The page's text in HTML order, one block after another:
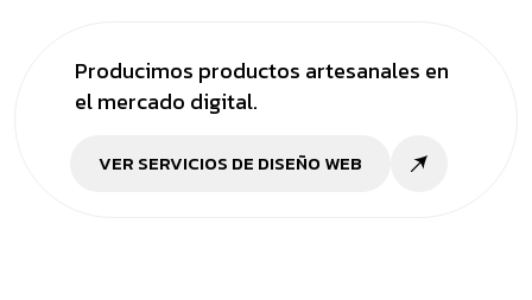
Producimos productos artesanales en
el mercado digital.
VER SERVICIOS DE DISEÑO WEB